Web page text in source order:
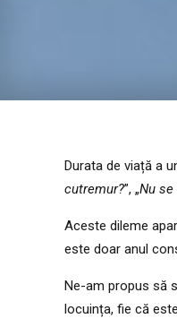
Durata de viață a
cutremur?”, „Nu se
Aceste dileme
este doar anul
Ne-am propus să
locuința, fie că